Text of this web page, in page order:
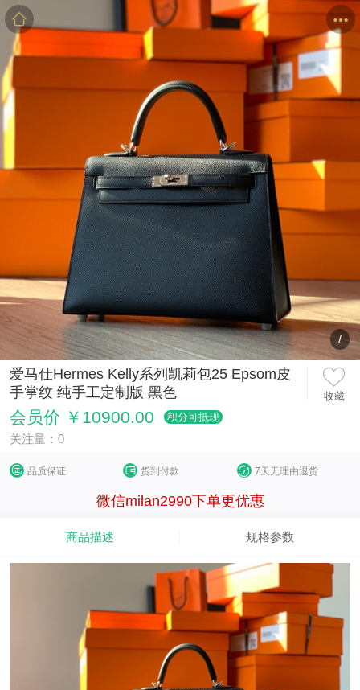
商品 详情 评价
/
爱马仕Hermes Kelly系列凯莉包25 Epsom皮
手掌纹 纯手工定制版 黑色
收藏
会员价 ￥10900.00 积分可抵现
关注量：0
品质保证 货到付款 7天无理由退货
微信milan2990下单更优惠
商品描述 规格参数